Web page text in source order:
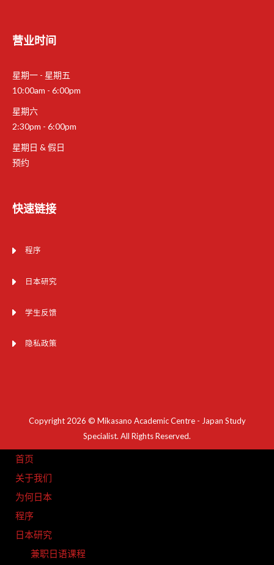
营业时间
星期一 - 星期五
10:00am - 6:00pm
星期六
2:30pm - 6:00pm
星期日 & 假日
预约
快速链接
程序
日本研究
学生反馈
隐私政策
Copyright 2026 © Mikasano Academic Centre - Japan Study
Specialist. All Rights Reserved.
首页
关于我们
为何日本
程序
日本研究
兼职日语课程